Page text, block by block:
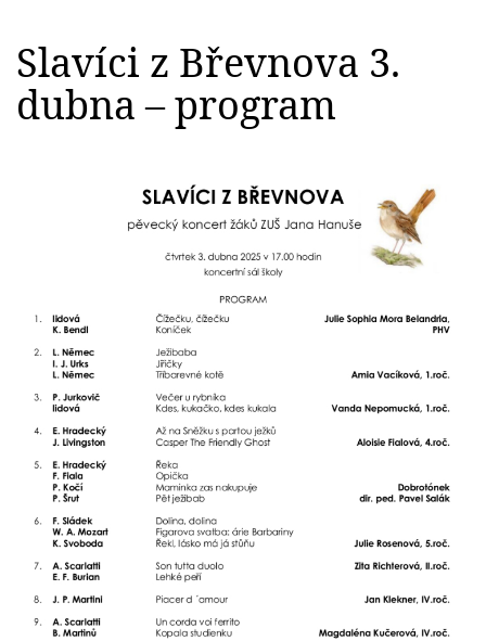
Slavíci z Břevnova 3.
dubna – program